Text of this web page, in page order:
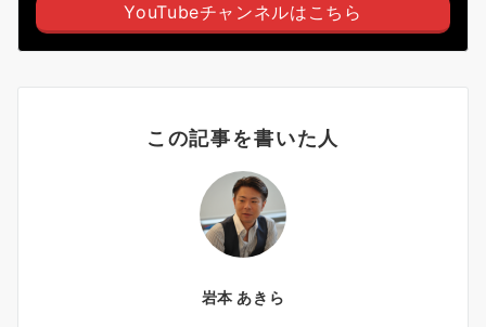
YouTubeチャンネルはこちら
この記事を書いた人
岩本 あきら